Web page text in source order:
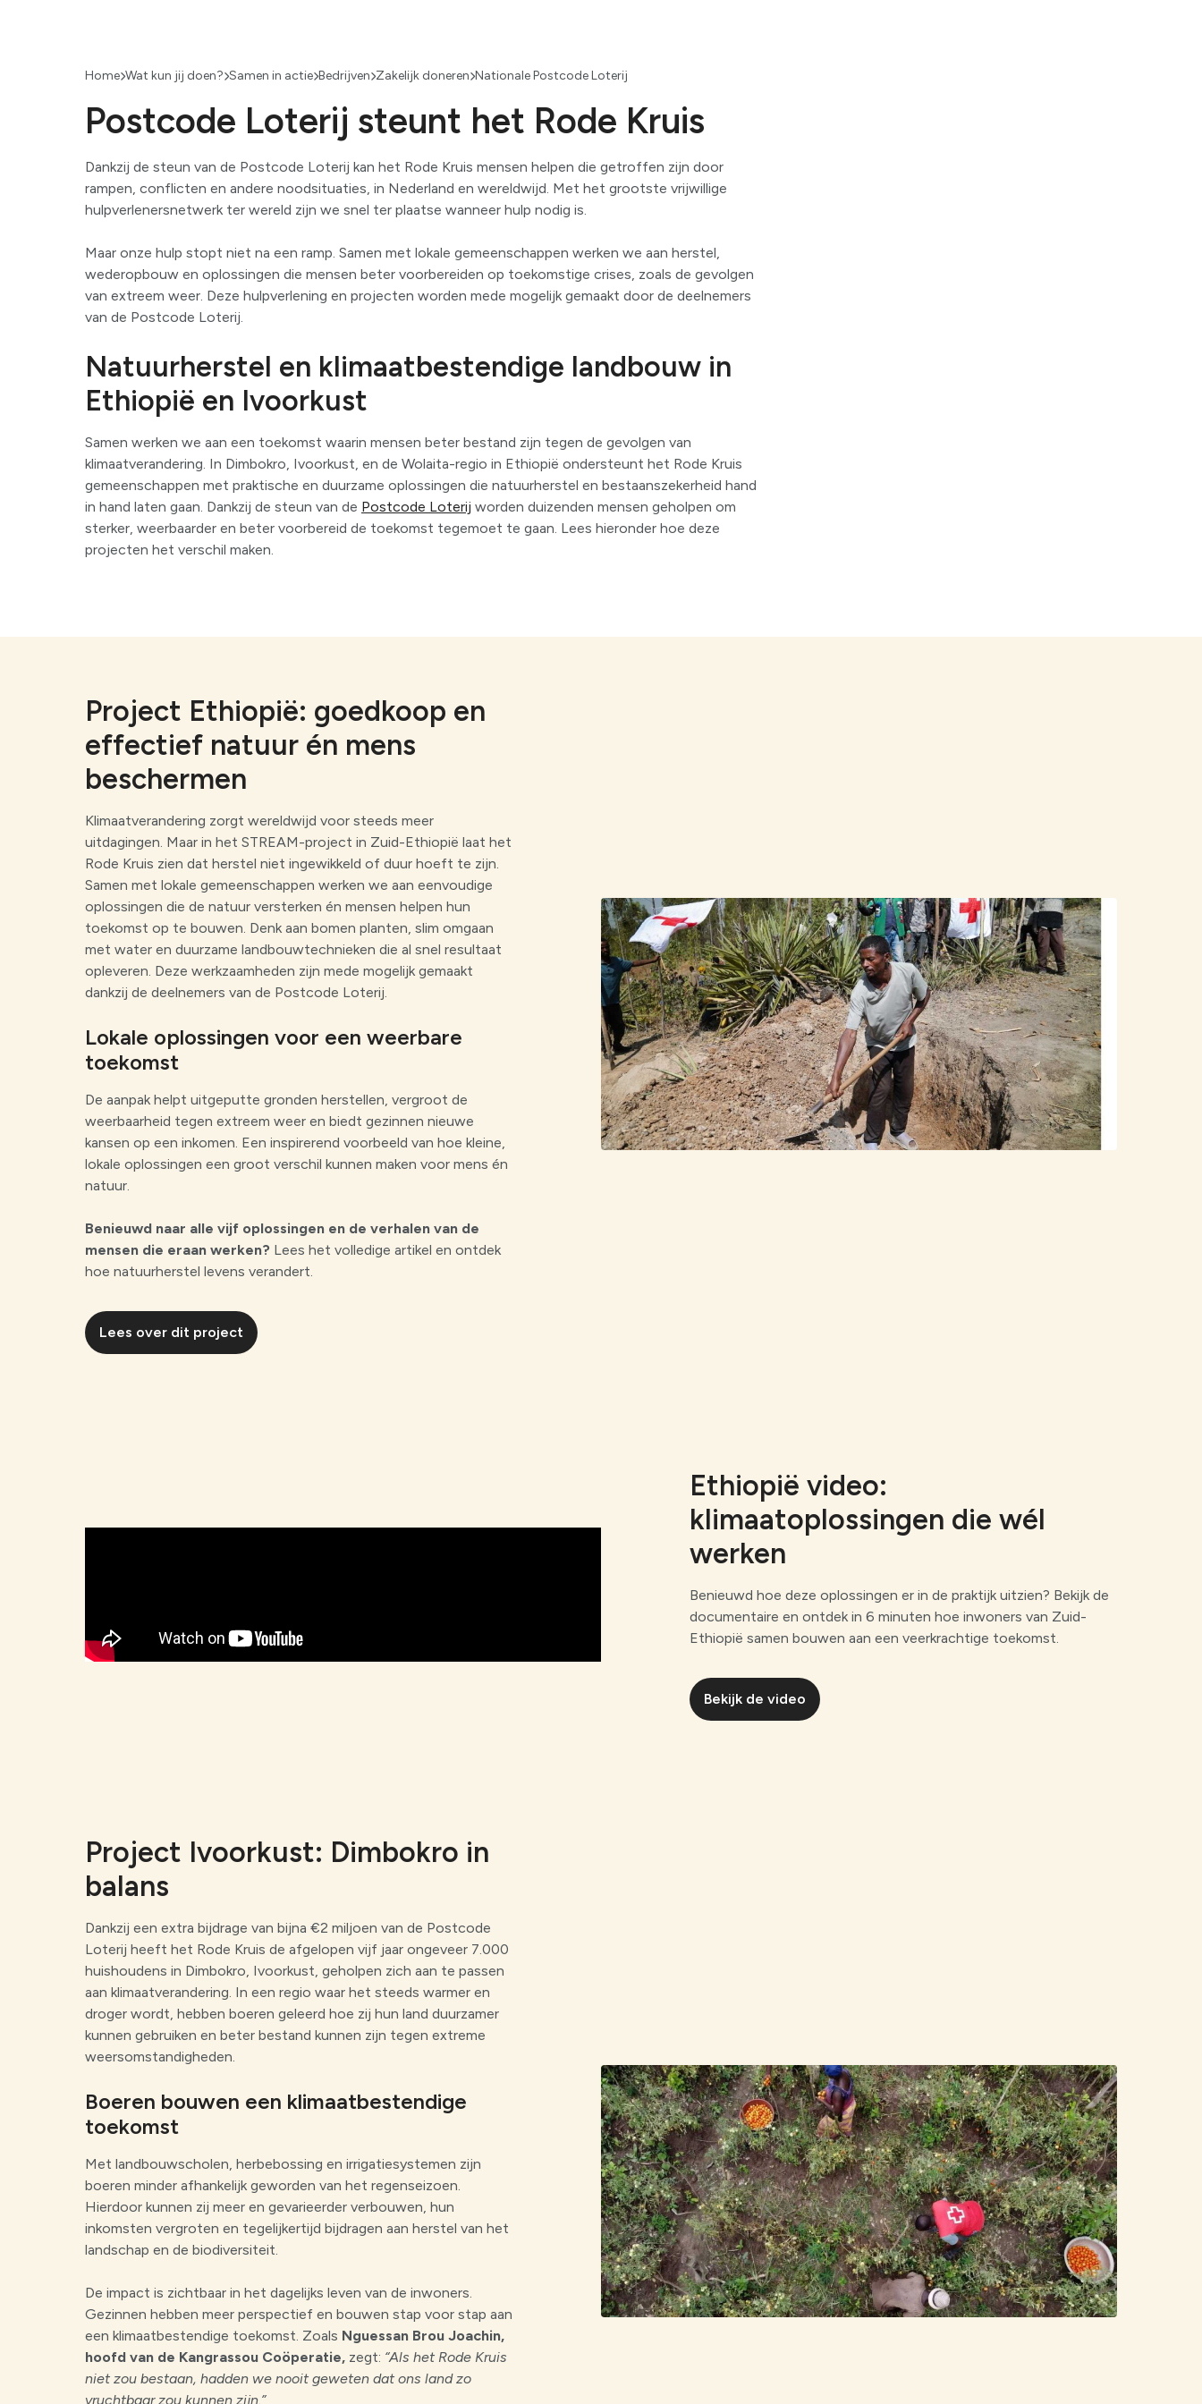
Home Wat kun jij doen? Samen in actie Bedrijven Zakelijk doneren Nationale Postcode Loterij
Postcode Loterij steunt het Rode Kruis
Dankzij de steun van de Postcode Loterij kan het Rode Kruis mensen helpen die getroffen zijn door
rampen, conflicten en andere noodsituaties, in Nederland en wereldwijd. Met het grootste vrijwillige
hulpverlenersnetwerk ter wereld zijn we snel ter plaatse wanneer hulp nodig is.
Maar onze hulp stopt niet na een ramp. Samen met lokale gemeenschappen werken we aan herstel,
wederopbouw en oplossingen die mensen beter voorbereiden op toekomstige crises, zoals de gevolgen
van extreem weer. Deze hulpverlening en projecten worden mede mogelijk gemaakt door de deelnemers
van de Postcode Loterij.
Natuurherstel en klimaatbestendige landbouw in
Ethiopië en Ivoorkust
Samen werken we aan een toekomst waarin mensen beter bestand zijn tegen de gevolgen van
klimaatverandering. In Dimbokro, Ivoorkust, en de Wolaita-regio in Ethiopië ondersteunt het Rode Kruis
gemeenschappen met praktische en duurzame oplossingen die natuurherstel en bestaanszekerheid hand
in hand laten gaan. Dankzij de steun van de Postcode Loterij worden duizenden mensen geholpen om
sterker, weerbaarder en beter voorbereid de toekomst tegemoet te gaan. Lees hieronder hoe deze
projecten het verschil maken.
Project Ethiopië: goedkoop en
effectief natuur én mens
beschermen
Klimaatverandering zorgt wereldwijd voor steeds meer
uitdagingen. Maar in het STREAM-project in Zuid-Ethiopië laat het
Rode Kruis zien dat herstel niet ingewikkeld of duur hoeft te zijn.
Samen met lokale gemeenschappen werken we aan eenvoudige
oplossingen die de natuur versterken én mensen helpen hun
toekomst op te bouwen. Denk aan bomen planten, slim omgaan
met water en duurzame landbouwtechnieken die al snel resultaat
opleveren. Deze werkzaamheden zijn mede mogelijk gemaakt
dankzij de deelnemers van de Postcode Loterij.
Lokale oplossingen voor een weerbare
toekomst
De aanpak helpt uitgeputte gronden herstellen, vergroot de
weerbaarheid tegen extreem weer en biedt gezinnen nieuwe
kansen op een inkomen. Een inspirerend voorbeeld van hoe kleine,
lokale oplossingen een groot verschil kunnen maken voor mens én
natuur.
Benieuwd naar alle vijf oplossingen en de verhalen van de
mensen die eraan werken? Lees het volledige artikel en ontdek
hoe natuurherstel levens verandert.
Lees over dit project
Ethiopië video:
klimaatoplossingen die wél
werken
Benieuwd hoe deze oplossingen er in de praktijk uitzien? Bekijk de
documentaire en ontdek in 6 minuten hoe inwoners van Zuid-
Ethiopië samen bouwen aan een veerkrachtige toekomst.
Bekijk de video
Project Ivoorkust: Dimbokro in
balans
Dankzij een extra bijdrage van bijna €2 miljoen van de Postcode
Loterij heeft het Rode Kruis de afgelopen vijf jaar ongeveer 7.000
huishoudens in Dimbokro, Ivoorkust, geholpen zich aan te passen
aan klimaatverandering. In een regio waar het steeds warmer en
droger wordt, hebben boeren geleerd hoe zij hun land duurzamer
kunnen gebruiken en beter bestand kunnen zijn tegen extreme
weersomstandigheden.
Boeren bouwen een klimaatbestendige
toekomst
Met landbouwscholen, herbebossing en irrigatiesystemen zijn
boeren minder afhankelijk geworden van het regenseizoen.
Hierdoor kunnen zij meer en gevarieerder verbouwen, hun
inkomsten vergroten en tegelijkertijd bijdragen aan herstel van het
landschap en de biodiversiteit.
De impact is zichtbaar in het dagelijks leven van de inwoners.
Gezinnen hebben meer perspectief en bouwen stap voor stap aan
een klimaatbestendige toekomst. Zoals Nguessan Brou Joachin,
hoofd van de Kangrassou Coöperatie, zegt: “Als het Rode Kruis
niet zou bestaan, hadden we nooit geweten dat ons land zo
vruchtbaar zou kunnen zijn.”